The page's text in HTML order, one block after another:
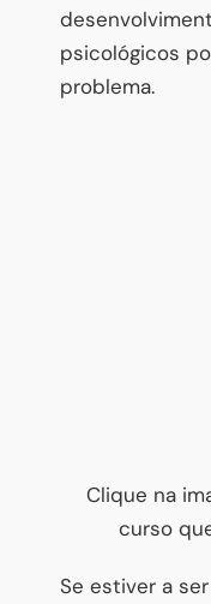
psicológicos
problema.
Clique na
curso
Se estiver a